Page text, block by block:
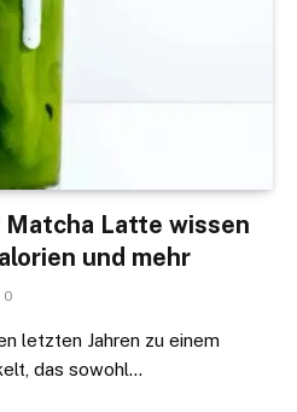
Matcha Latte wissen
und mehr
0
letzten Jahren zu einem
das sowohl…